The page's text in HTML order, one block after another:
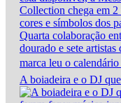
A boiadeira e o DJ